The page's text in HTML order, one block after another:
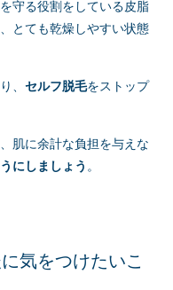
守る役割をしている皮脂
とても乾燥しやすい状態
、 セルフ脱毛をストップ
肌に余計な負担を与えな
にしましょう 。
気をつけたいこ